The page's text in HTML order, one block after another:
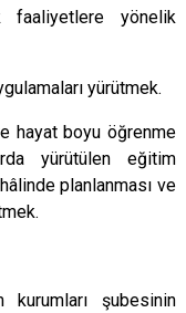
faaliyetlere yönelik
yürütmek.
hayat boyu öğrenme
yürütülen eğitim
planlanması ve
şubesinin